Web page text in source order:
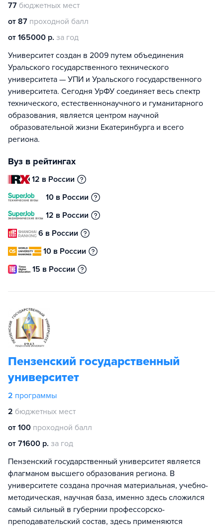
77 бюджетных мест
от 87 проходной балл
от 165000 р. за год
Университет создан в 2009 путем объединения
Уральского государственного технического
университета — УПИ и Уральского государственного
университета. Сегодня УрФУ соединяет весь спектр
технического, естественнонаучного и гуманитарного
образования, является центром научной
образовательной жизни Екатеринбурга и всего
региона.
Вуз в рейтингах
12 в России
10 в России
12 в России
6 в России
10 в России
15 в России
Пензенский государственный
университет
2 программы
2 бюджетных мест
от 100 проходной балл
от 71600 р. за год
Пензенский государственный университет является
флагманом высшего образования региона. В
университете создана прочная материальная, учебно-
методическая, научная база, именно здесь сложился
самый сильный в губернии профессорско-
преподавательский состав, здесь применяются